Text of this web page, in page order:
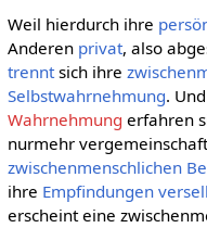
Weil hierdurch ihre
Anderen privat, also
trenntsich ihre
Selbstwahrnehmung.
Wahrnehmung erfahren
nurmehr
zwischenmenschlichen
ihre Empfindungen
erscheint eine